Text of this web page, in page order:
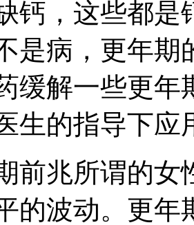
钙，这些都是
是病，更年期
缓解一些更
生的指导下应
前兆所谓的女
的波动。更年